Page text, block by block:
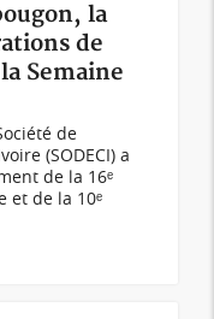
la
de
Semaine
de
(SODECI) a
de la 16ᵉ
et de la 10ᵉ